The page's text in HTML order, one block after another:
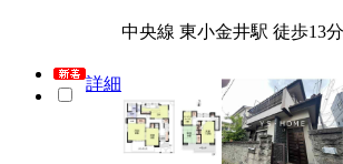
詳細
中央線 東小金井駅 徒歩13分